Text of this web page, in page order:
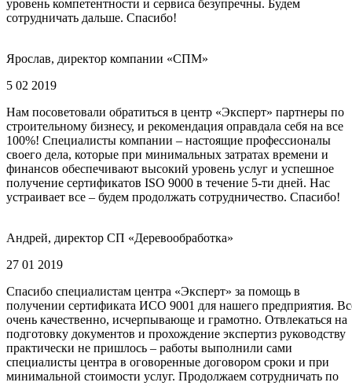
уровень компетентности и сервиса безупречны. Будем
сотрудничать дальше. Спасибо!
Ярослав, директор компании «СПМ»
5 02 2019
Нам посоветовали обратиться в центр «Эксперт» партнеры по
строительному бизнесу, и рекомендация оправдала себя на все
100%! Специалисты компании – настоящие профессионалы
своего дела, которые при минимальных затратах времени и
финансов обеспечивают высокий уровень услуг и успешное
получение сертификатов ISO 9000 в течение 5-ти дней. Нас
устраивает все – будем продолжать сотрудничество. Спасибо!
Андрей, директор СП «Деревообработка»
27 01 2019
Спасибо специалистам центра «Эксперт» за помощь в
получении сертификата ИСО 9001 для нашего предприятия.
очень качественно, исчерпывающе и грамотно. Отвлекаться на
подготовку документов и прохождение экспертиз руководству
практически не пришлось – работы выполнили сами
специалисты центра в оговоренные договором сроки и при
минимальной стоимости услуг. Продолжаем сотрудничать по